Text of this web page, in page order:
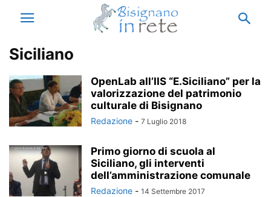
Siciliano
OpenLab all’IIS “E.Siciliano” per la
valorizzazione del patrimonio
culturale di Bisignano
Redazione - 7 Luglio 2018
Primo giorno di scuola al
Siciliano, gli interventi
dell’amministrazione comunale
Redazione - 14 Settembre 2017